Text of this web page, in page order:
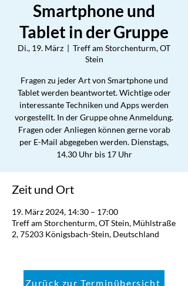
Smartphone und
Tablet in der Gruppe
Di., 19. März
  |
Treff am Storchenturm, OT
Stein
Fragen zu jeder Art von Smartphone und
Tablet werden beantwortet. Wichtige oder
interessante Techniken und Apps werden
vorgestellt. In der Gruppe ohne Anmeldung.
Fragen oder Anliegen können gerne vorab
per E-Mail abgegeben werden. Dienstags,
14.30 Uhr bis 17 Uhr
Zeit und Ort
19. März 2024, 14:30 – 17:00
Treff am Storchenturm, OT Stein, Mühlstraße
2, 75203 Königsbach-Stein, Deutschland
Zurück zur Terminübersicht